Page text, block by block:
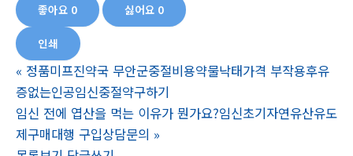
좋아요 0 싫어요 0
인쇄
« 정품미프진약국 무안군중절비용약물낙태가격 부작용후유
증없는인공임신중절약구하기
임신 전에 엽산을 먹는 이유가 뭔가요?임신초기자연유산유도
제구매대행 구입상담문의 »